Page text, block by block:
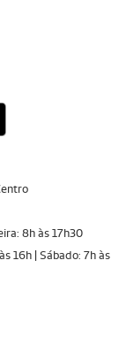
8h às 17h30
16h | Sábado: 7h às